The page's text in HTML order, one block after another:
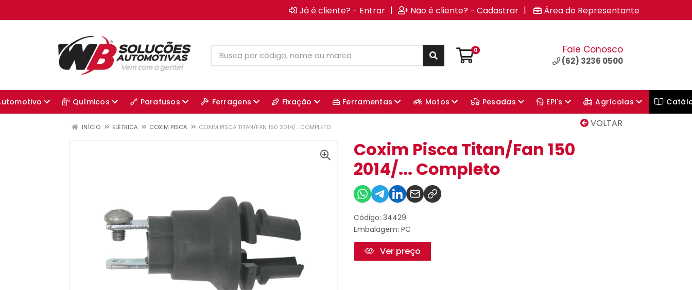
Já é cliente? - Entrar | Não é cliente? - Cadastrar | Área do Representante
0 Fale Conosco
(62) 3236 0500
Químicos Parafusos Ferragens Fixação Ferramentas Motos Pesadas EPI's Agrícolas
VOLTAR
INÍCIO ELÉTRICA COXIM PISCA COXIM PISCA TITAN/FAN 150 2014/... COMPLETO
Coxim Pisca Titan/Fan 150
2014/... Completo
Código: 34429
Embalagem: PC
Ver preço